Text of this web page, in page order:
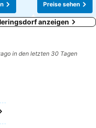
Preise sehen
anzeigen
in den letzten 30 Tagen